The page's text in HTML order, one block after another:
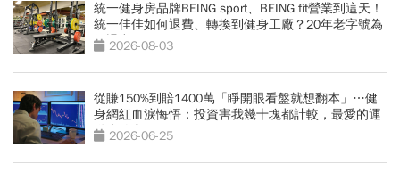
統一健身房品牌BEING sport、BEING fit營業到這天！
統一佳佳如何退費、轉換到健身工廠？20年老字號為
何退出
2026-08-03
從賺150%到賠1400萬「睜開眼看盤就想翻本」…健
身網紅血淚悔悟：投資害我幾十塊都計較，最愛的運
動也放棄
2026-06-25